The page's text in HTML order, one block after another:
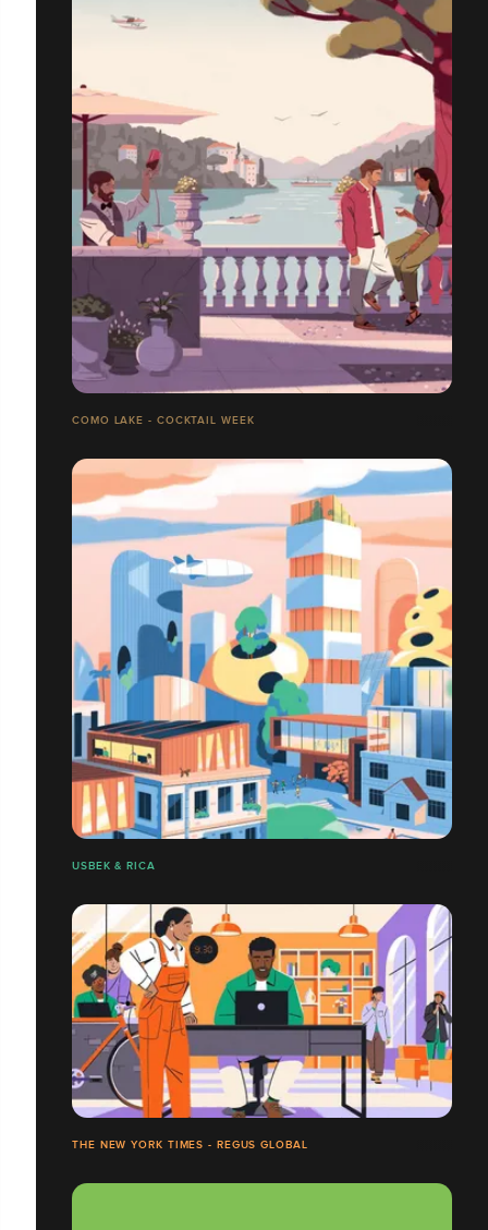
COMO LAKE - COCKTAIL WEEK
USBEK & RICA
THE NEW YORK TIMES - REGUS GLOBAL